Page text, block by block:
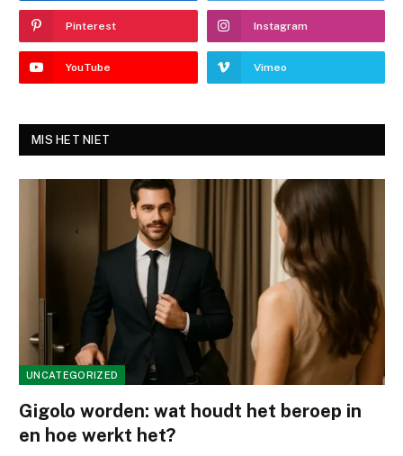
Pinterest Instagram
YouTube Vimeo
MIS HET NIET
UNCATEGORIZED
Gigolo worden: wat houdt het beroep in
en hoe werkt het?